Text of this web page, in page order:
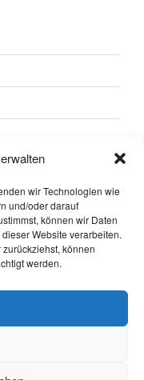
wir Technologien wie
und/oder darauf
können wir Daten
Website verarbeiten.
können
werden.